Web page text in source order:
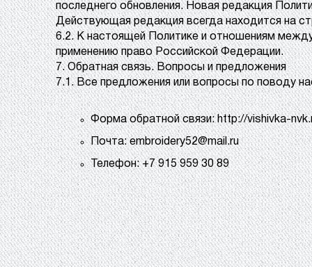
последнего обновления. Новая редакция
Действующая редакция всегда находится на
6.2. К настоящей Политике и отношениям
применению право Российской Федерации.
7. Обратная связь. Вопросы и предложения
7.1. Все предложения или вопросы по поводу
Форма обратной связи: http://vishivka-
Почта: embroidery52@mail.ru
Телефон: +7 915 959 30 89